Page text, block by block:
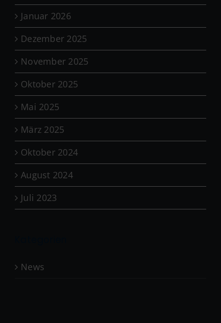
Januar 2026
Dezember 2025
November 2025
Oktober 2025
Mai 2025
März 2025
Oktober 2024
August 2024
Juli 2023
News